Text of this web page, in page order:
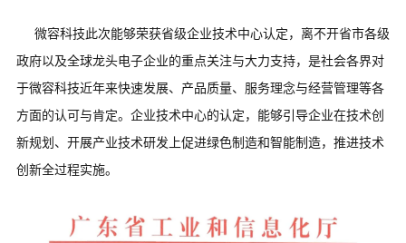
微容科技此次能够荣获省级企业技术中心认定，离不开省市各级
政府以及全球龙头电子企业的重点关注与大力支持，是社会各界对
于微容科技近年来快速发展、产品质量、服务理念与经营管理等各
方面的认可与肯定。企业技术中心的认定，能够引导企业在技术创
新规划、开展产业技术研发上促进绿色制造和智能制造，推进技术
创新全过程实施。